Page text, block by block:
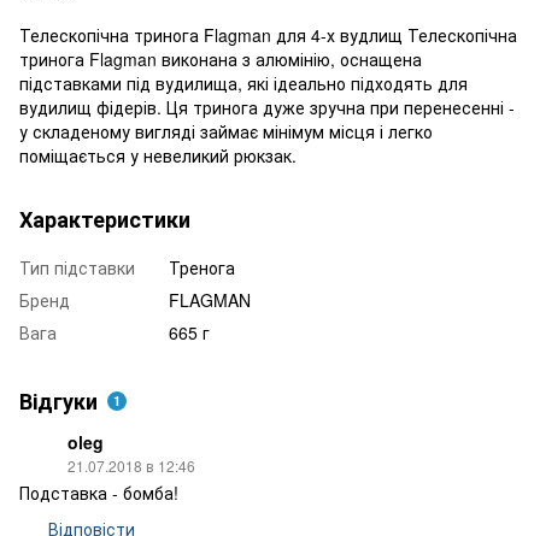
Телескопічна тринога Flagman для 4-х вудлищ Телескопічна
тринога Flagman виконана з алюмінію, оснащена
підставками під вудилища, які ідеально підходять для
вудилищ фідерів. Ця тринога дуже зручна при перенесенні -
у складеному вигляді займає мінімум місця і легко
поміщається у невеликий рюкзак.
Характеристики
Тип підставки
Тренога
Бренд
FLAGMAN
Вага
665 г
Відгуки 1
oleg
21.07.2018 в 12:46
Подставка - бомба!
Відповісти